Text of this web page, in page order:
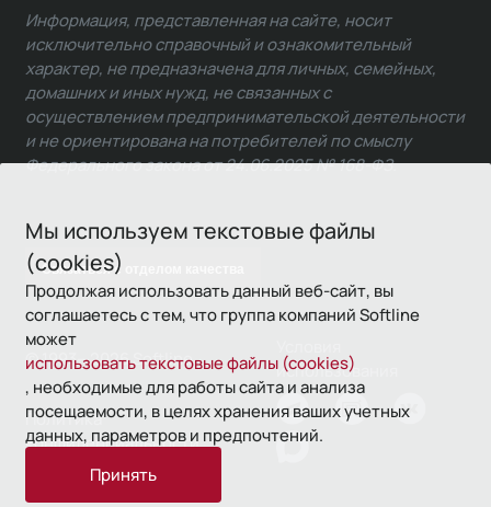
Мы используем текстовые файлы
(cookies)
Продолжая использовать данный веб-сайт, вы
соглашаетесь с тем, что группа компаний Softline
может
использовать текстовые файлы (cookies)
, необходимые для работы сайта и анализа
посещаемости, в целях хранения ваших учетных
данных, параметров и предпочтений.
Принять
Связаться с отделом качества
Информация, представленная на сайте, носит
исключительно справочный и ознакомительный
характер, не предназначена для личных, семейных,
домашних и иных нужд, не связанных с
осуществлением предпринимательской деятельности
и не ориентирована на потребителей по смыслу
Федерального закона от 24.06.2025 № 168-ФЗ.
© 1993—2026 Softline
использования
Политика
конфиденциальности